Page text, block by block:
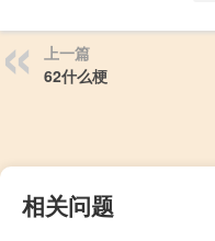
上一篇
62什么梗
相关问题